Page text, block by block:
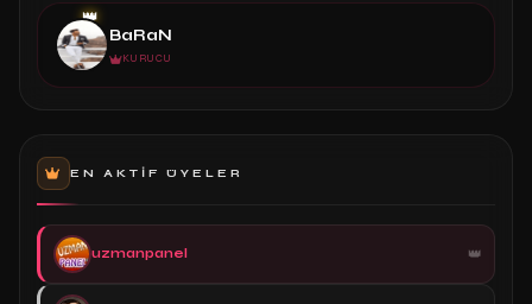
👑
BaRaN
KURUCU
EN AKTIF ÜYELER
uzmanpanel